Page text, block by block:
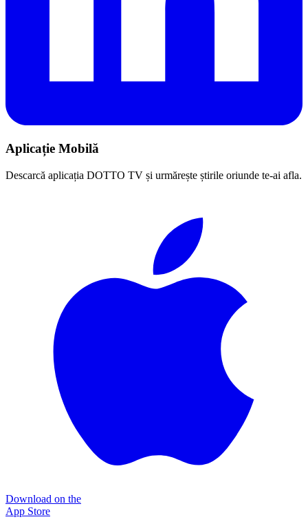
Aplicație Mobilă
Descarcă aplicația DOTTO TV și urmărește știrile oriunde te-ai afla.
Download on the
App Store